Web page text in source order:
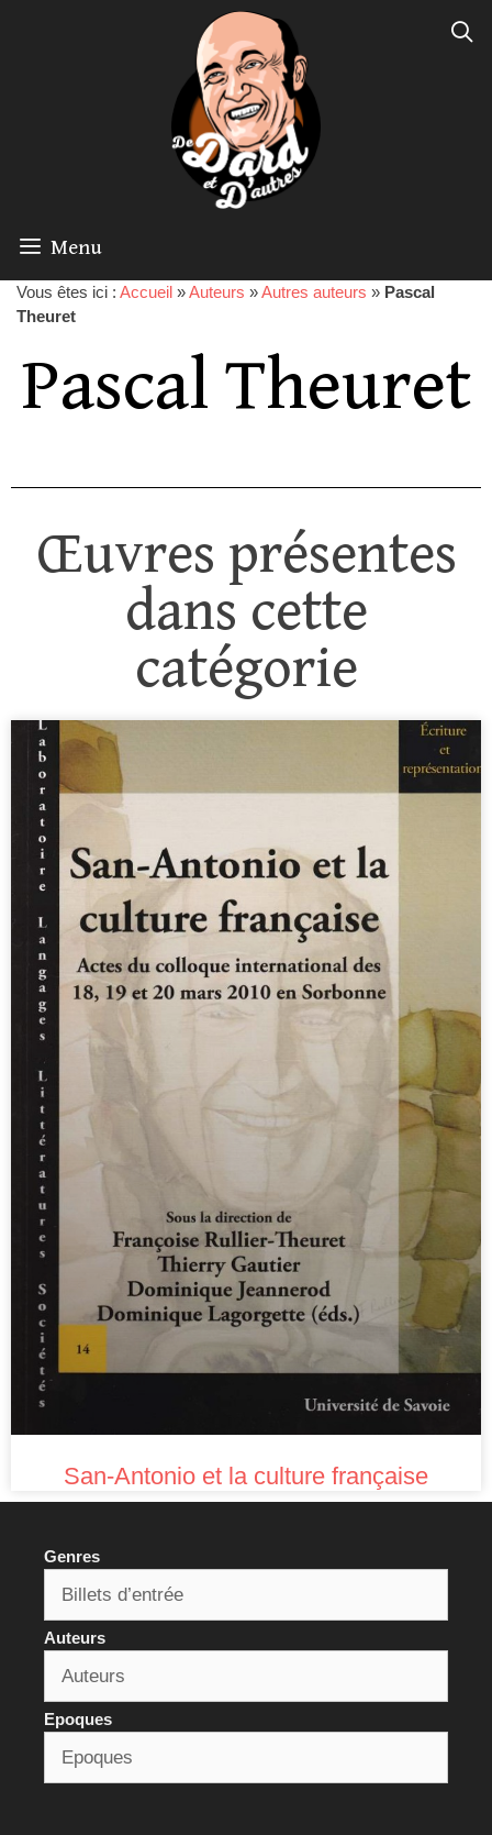
Menu
Vous êtes ici : Accueil »Auteurs »Autres auteurs » Pascal
Theuret
Pascal Theuret
Œuvres présentes
dans cette
catégorie
San-Antonio et la culture française
Genres
Auteurs
Epoques